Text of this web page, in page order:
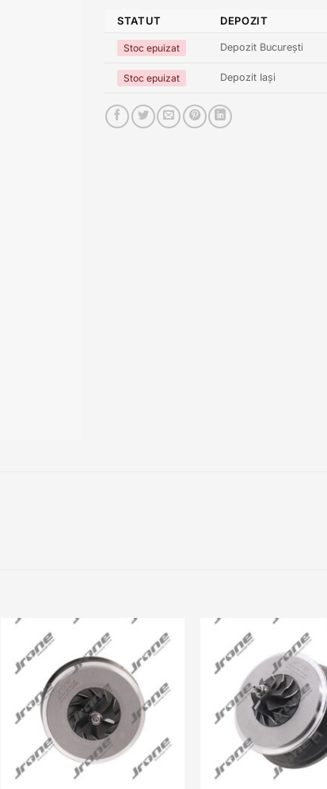
STATUT DEPOZIT
Stoc epuizat Depozit București
Stoc epuizat Depozit Iași
Add to